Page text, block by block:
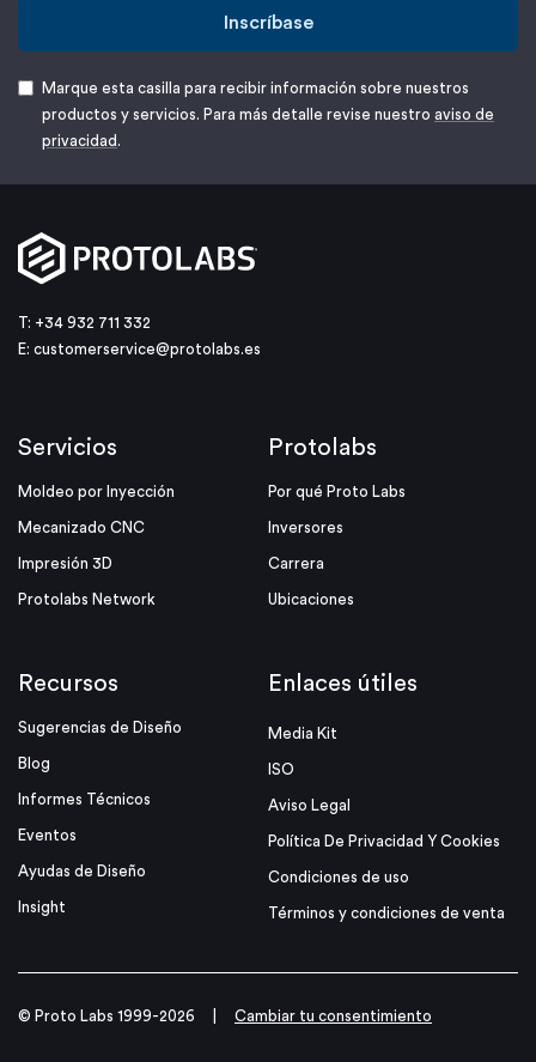
Inscríbase
Marque esta casilla para recibir información sobre nuestros
productos y servicios. Para más detalle revise nuestro aviso de
privacidad .
T: +34 932 711 332
E: customerservice@protolabs.es
Servicios
Moldeo por Inyección
Mecanizado CNC
Impresión 3D
Protolabs Network
Protolabs
Por qué Proto Labs
Inversores
Carrera
Ubicaciones
Recursos
Sugerencias de Diseño
Blog
Informes Técnicos
Eventos
Ayudas de Diseño
Insight
Enlaces útiles
Media Kit
ISO
Aviso Legal
Política De Privacidad Y Cookies
Condiciones de uso
Términos y condiciones de venta
© Proto Labs 1999-2026 Cambiar tu consentimiento